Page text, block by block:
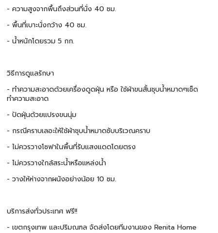
- ความสูงจากพื้นถึงส่วนที่นั่ง 40 ซม.
- พื้นที่เบาะนั่งกว้าง 40 ซม.
- น้ำหนักโดยรวม 5 กก.
วิธีการดูแลรักษา
- ทำความสะอาดด้วยเครื่องดูดฝุ่น หรือ ใช้ผ้าขนสั้นชุบน้ำหมาดๆเช็ด
ทำความสะอาด
- ปัดฝุ่นด้วยแปรงขนนุ่ม
- กรณีคราบเลอะให้ใช้ผ้าชุบน้ำหมาดซับบริเวณคราบ
- ไม่ควรวางโซฟาในพื้นที่รับแสงแดดโดยตรง
- ไม่ควรวางใกล้สระน้ำหรือแหล่งน้ำ
- วางให้ห่างจากผนังอย่างน้อย 10 ซม.
บริการส่งทั่วประเทศ ฟรี!!
- เขตกรุงเทพ และปริมณฑล จัดส่งโดยทีมงานของ Renita Home